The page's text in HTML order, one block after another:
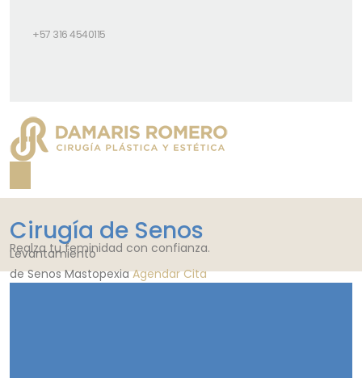
+57 316 4540115
Cirugía de Senos
Realza tu feminidad con confianza.
Levantamiento
de Senos Mastopexia Agendar Cita